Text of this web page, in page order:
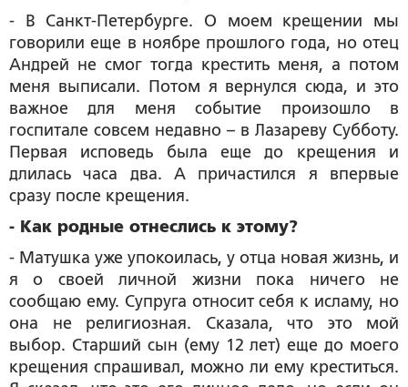
- В Санкт-Петербурге. О моем крещении мы
говорили еще в ноябре прошлого года, но отец
Андрей не смог тогда крестить меня, а потом
меня выписали. Потом я вернулся сюда, и это
важное для меня событие произошло в
госпитале совсем недавно – в Лазареву Субботу.
Первая исповедь была еще до крещения и
длилась часа два. А причастился я впервые
сразу после крещения.
- Как родные отнеслись к этому?
- Матушка уже упокоилась, у отца новая жизнь, и
я о своей личной жизни пока ничего не
сообщаю ему. Супруга относит себя к исламу, но
она не религиозная. Сказала, что это мой
выбор. Старший сын (ему 12 лет) еще до моего
крещения спрашивал, можно ли ему креститься.